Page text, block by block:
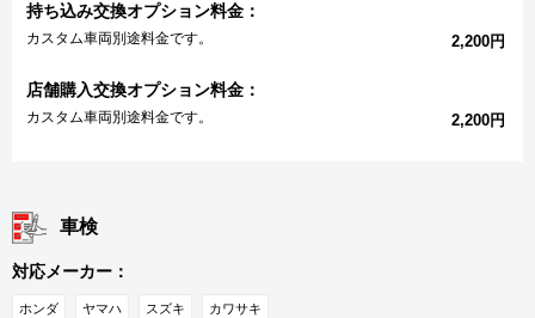
持ち込み交換オプション料金：
カスタム車両別途料金です。 2,200円
店舗購入交換オプション料金：
カスタム車両別途料金です。 2,200円
車検
対応メーカー：
ホンダ ヤマハ スズキ カワサキ